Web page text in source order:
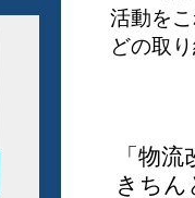
活動を
どの取
「物
きち